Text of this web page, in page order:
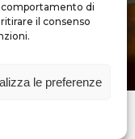
di
il consenso
le preferenze